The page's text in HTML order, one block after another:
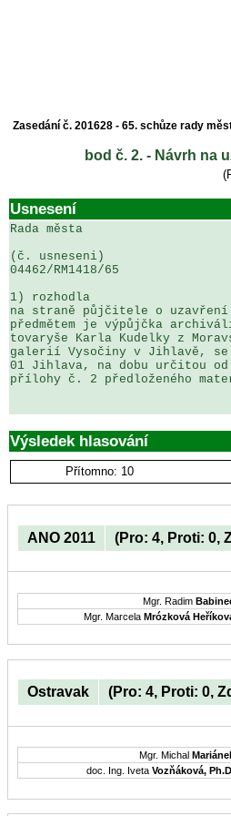
Zasedání č. 201628 - 65. schůze rady
bod č. 2. - Návrh na
Usnesení
Rada města
(č. usneseni)
04462/RM1418/65
1) rozhodla
na straně půjčitele o
předmětem je výpůjčka
tovaryše Karla Kudelky z
galerií Vysočiny v Jihlavě, se
01 Jihlava, na dobu určitou
přílohy č. 2 předloženého
Výsledek hlasování
Přítomno: 10
ANO 2011 (Pro: 4, Proti: 0,
Mgr. Radim
Mgr. Marcela Mrózková
Ostravak (Pro: 4, Proti: 0,
Mgr. Michal
doc. Ing. Iveta Vozňáková,